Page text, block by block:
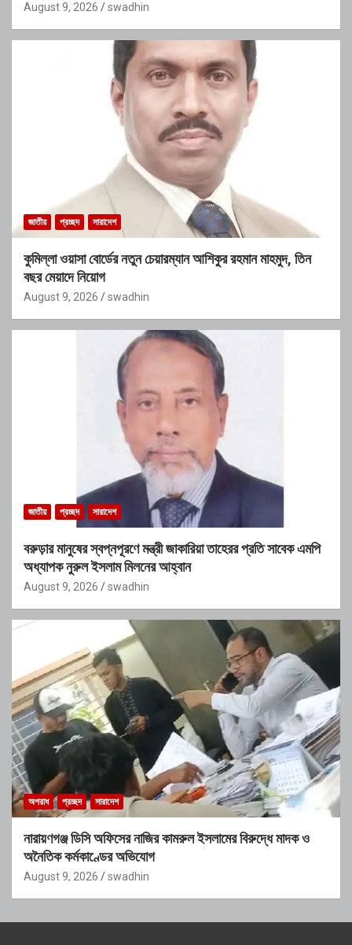
August 9, 2026 swadhin
জাতীয় প্রচ্ছদ সারাদেশ
কুমিল্লা ওয়াসা বোর্ডের নতুন চেয়ারম্যান আশিকুর রহমান মাহমুদ, তিন
বছর মেয়াদে নিয়োগ
August 9, 2026 swadhin
জাতীয় প্রচ্ছদ সারাদেশ
বরুড়ার মানুষের স্বপ্নপূরণে মন্ত্রী জাকারিয়া তাহেরর প্রতি সাবেক এমপি
অধ্যাপক নুরুল ইসলাম মিলনের আহ্বান
August 9, 2026 swadhin
অপরাধ প্রচ্ছদ সারাদেশ
নারায়ণগঞ্জ ডিসি অফিসের নাজির কামরুল ইসলামের বিরুদ্ধে মাদক ও
অনৈতিক কর্মকাণ্ডের অভিযোগ
August 9, 2026 swadhin